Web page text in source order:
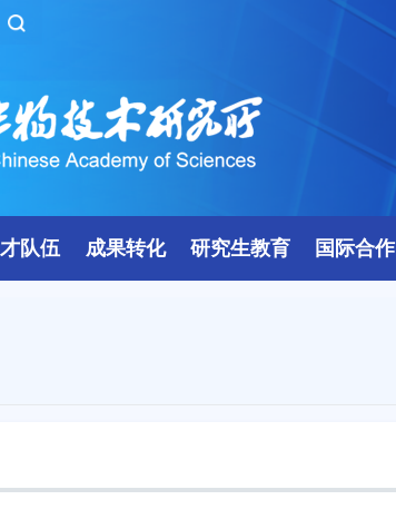
队伍 成果转化 研究生教育 国际合作